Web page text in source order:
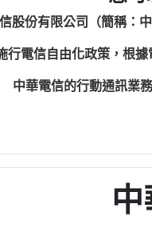
股份有限公司（簡稱：
行電信自由化政策，根
中華電信的行動通訊業